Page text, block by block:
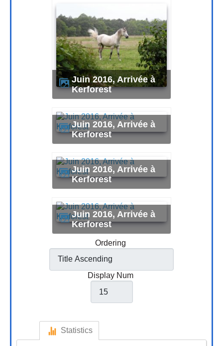
Juin 2016, Arrivée à
Kerforest
Juin 2016, Arrivée à
Kerforest
Juin 2016, Arrivée à
Kerforest
Juin 2016, Arrivée à
Kerforest
Ordering
Display Num
Statistics